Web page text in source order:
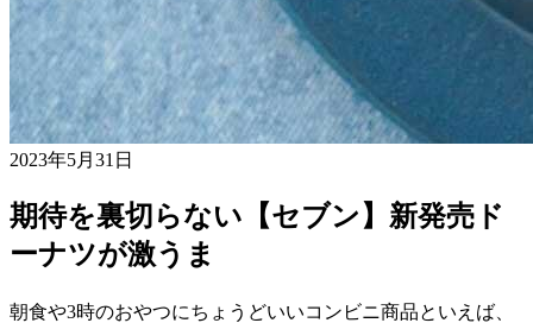
2023年5月31日
期待を裏切らない【セブン】新発売ド
ーナツが激うま
朝食や3時のおやつにちょうどいいコンビニ商品といえば、